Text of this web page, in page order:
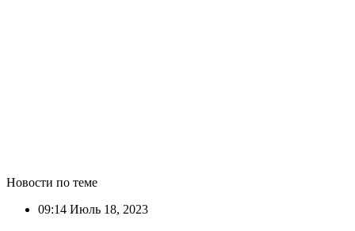
Новости по теме
09:14 Июль 18, 2023